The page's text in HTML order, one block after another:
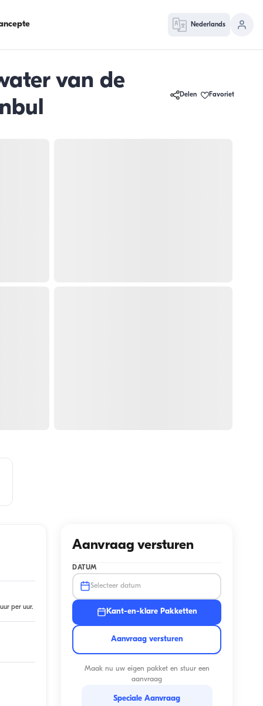
Nederlands
van de
Delen Favoriet
per uur.
Aanvraag versturen
DATUM
Selecteer datum
Kant-en-klare Pakketten
Aanvraag versturen
Maak nu uw eigen pakket en stuur een
aanvraag
Speciale Aanvraag